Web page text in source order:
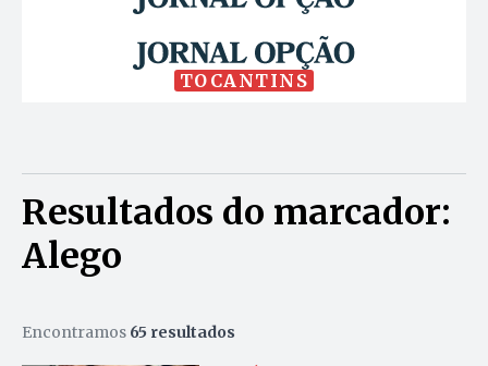
TOCANTINS
Resultados do marcador:
Alego
Encontramos 65 resultados